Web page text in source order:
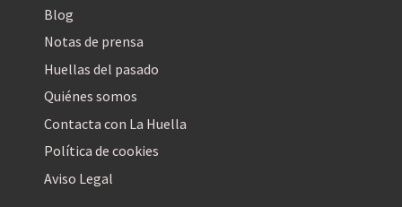
Blog
Notas de prensa
Huellas del pasado
Quiénes somos
Contacta con La Huella
Política de cookies
Aviso Legal